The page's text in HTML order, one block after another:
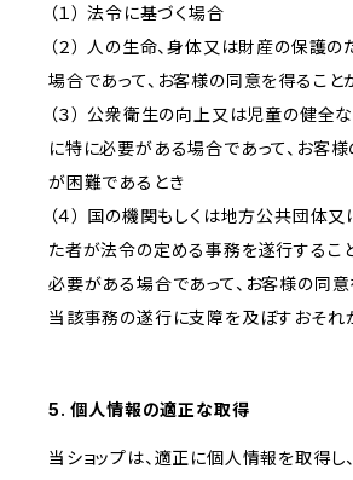
（１） 法令に基づく場合
（２） 人の生命、身体又は財産の保護
場合であって、お客様の同意を得ること
（３） 公衆衛生の向上又は児童の健全
に特に必要がある場合であって、お客
が困難であるとき
（４） 国の機関もしくは地方公共団体
た者が法令の定める事務を遂行するこ
必要がある場合であって、お客様の同意
当該事務の遂行に支障を及ぼすおそれ
5. 個人情報の適正な取得
当ショップは、適正に個人情報を取得し